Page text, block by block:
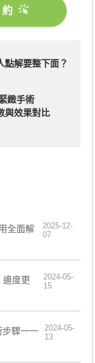
點解要整下面？
緻手術
與效果對比
全面解
2025-12-
07
邊度更
2024-05-
15
步驟一一
2024-05-
13